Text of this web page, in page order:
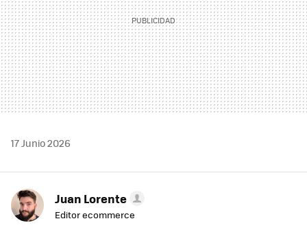
17 Junio 2026
Juan Lorente
Editor ecommerce